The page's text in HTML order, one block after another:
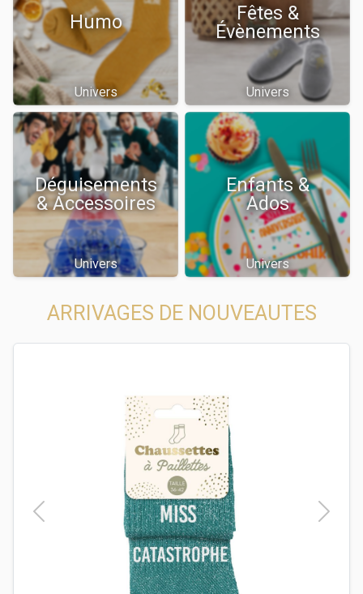
Humo
Univers
Fêtes &
Évènements
Univers
Déguisements
& Accessoires
Univers
Enfants &
Ados
Univers
ARRIVAGES DE NOUVEAUTES
Previous Next